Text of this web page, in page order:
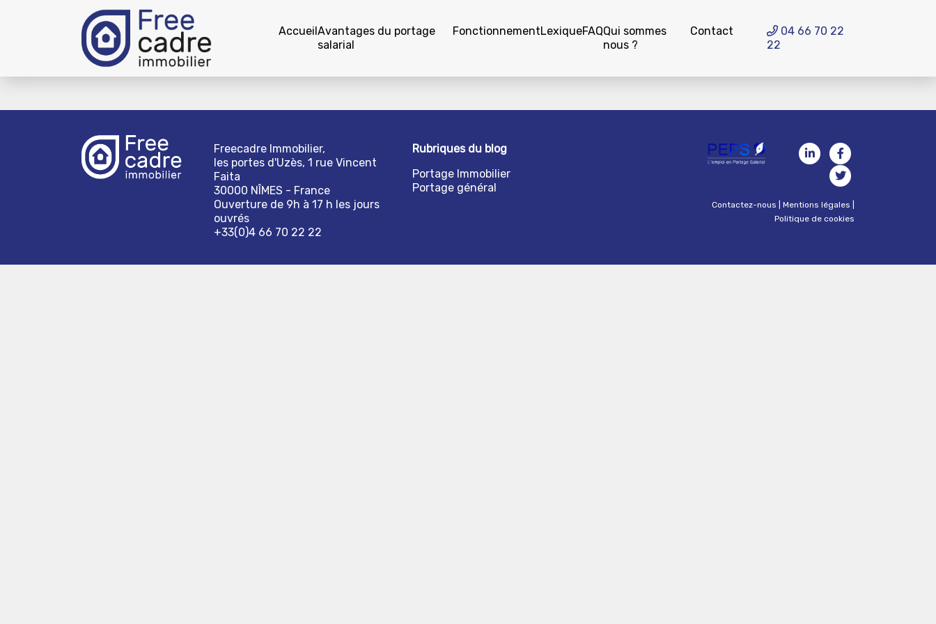
AccueilAvantages du portage
salarial
FonctionnementLexiqueFAQQui sommes
nous ?
Contact
04 66 70 22
22
Freecadre Immobilier,
les portes d'Uzès, 1 rue Vincent
Faita
30000 NÎMES - France
Ouverture de 9h à 17 h les jours
ouvrés
+33(0)4 66 70 22 22
Rubriques du blog
Portage Immobilier
Portage général
Contactez-nous Mentions légales
Politique de cookies